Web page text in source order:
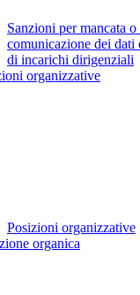
Sanzioni per mancata
comunicazione dei dati
di incarichi dirigenziali
organizzative
Posizioni organizzative
organica